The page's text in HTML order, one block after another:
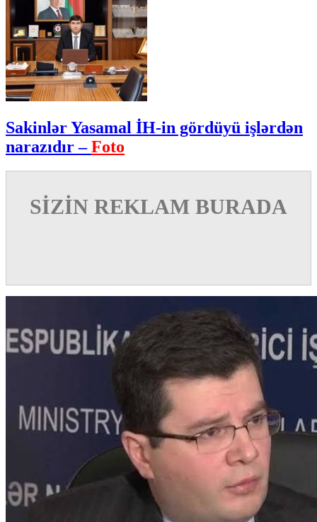
Sakinlər Yasamal İH-in gördüyü işlərdən
narazıdır –Foto
SİZİN REKLAM BURADA